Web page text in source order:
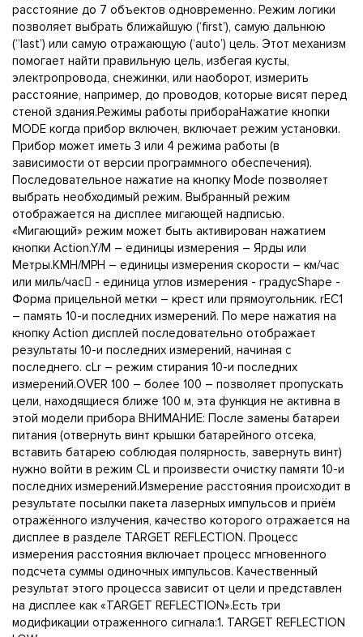
расстояние до 7 объектов одновременно. Режим логики
позволяет выбрать ближайшую (‘first’), самую дальнюю
(“last’) или самую отражающую (‘auto’) цель. Этот механизм
помогает найти правильную цель, избегая кусты,
электропровода, снежинки, или наоборот, измерить
расстояние, например, до проводов, которые висят перед
стеной здания.Режимы работы прибораНажатие кнопки
MODE когда прибор включен, включает режим установки.
Прибор может иметь 3 или 4 режима работы (в
зависимости от версии программного обеспечения).
Последовательное нажатие на кнопку Mode позволяет
выбрать необходимый режим. Выбранный режим
отображается на дисплее мигающей надписью.
«Мигающий» режим может быть активирован нажатием
кнопки Action.Y/M – единицы измерения – Ярды или
Метры.KMH/MPH – единицы измерения скорости – км/час
или миль/час - единица углов измерения - градусShape -
Форма прицельной метки – крест или прямоугольник. rEC1
– память 10-и последних измерений. По мере нажатия на
кнопку Action дисплей последовательно отображает
результаты 10-и последних измерений, начиная с
последнего. сLr – режим стирания 10-и последних
измерений.OVER 100 – более 100 – позволяет пропускать
цели, находящиеся ближе 100 м, эта функция не активна в
этой модели прибора ВНИМАНИЕ: После замены батареи
питания (отвернуть винт крышки батарейного отсека,
вставить батарею соблюдая полярность, завернуть винт)
нужно войти в режим CL и произвести очистку памяти 10-и
последних измерений.Измерение расстояния происходит в
результате посылки пакета лазерных импульсов и приём
отражённого излучения, качество которого отражается на
дисплее в разделе TARGET REFLECTION. Процесс
измерения расстояния включает процесс мгновенного
подсчета суммы одиночных импульсов. Качественный
результат этого процесса зависит от цели и представлен
на дисплее как «TARGET REFLECTION».Есть три
модификации отраженного сигнала:1. TARGET REFLECTION